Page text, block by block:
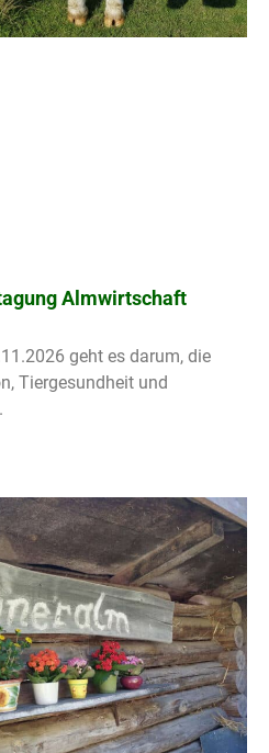
Almwirtschaft
geht es darum, die
Tiergesundheit und